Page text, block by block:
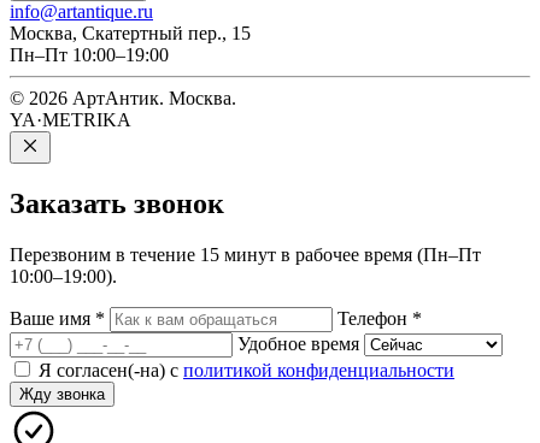
info@artantique.ru
Москва, Скатертный пер., 15
Пн–Пт 10:00–19:00
© 2026 АртАнтик. Москва.
YA·METRIKA
Заказать звонок
Перезвоним в течение 15 минут в рабочее время (Пн–Пт
10:00–19:00).
Ваше имя * Телефон *
Удобное время
Я согласен(-на) с политикой конфиденциальности
Жду звонка